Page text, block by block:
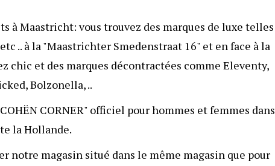
à Maastricht: vous trouvez des marques de luxe telles
.. à la "Maastrichter Smedenstraat 16" et en face à la
chic et des marques décontractées comme Eleventy,
,Bolzonella, ..
CORNER"officiel pour hommes et femmes dans
la Hollande.
notre magasin situé dans le même magasin que pour